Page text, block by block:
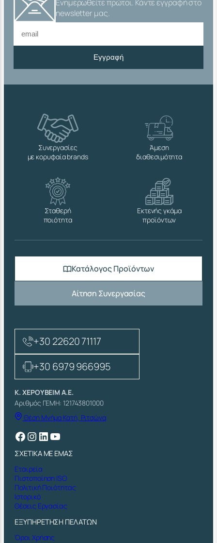
Ενημερωθείτε πρώτοι. Κάντε εγγραφή στο
newsletter μας.
Εγγραφή
Συνεργασίες
με κορυφαία brands
Άμεση
διαθεσιμότητα
Σταθερή
ποιότητα
Εκτενής γκάμα
προϊόντων
Κατάλογος Προϊόντων
Αίτηση Συνεργασίας
+30 22620 71117
+30 6979 966995
Κ. ΧΕΡΟΥΒΕΙΜ Α.Ε.
Αριθμός ΓΕΜΗ: 121743801000
Θέση Μνήμα Κατή, Ριτσώνα
Facebook Instagram Linkedin YouTube
ΣΧΕΤΙΚΑ ΜΕ ΕΜΑΣ
Εταιρεία
Πιστοποίηση ISO
Πολιτική Ποιότητας
Ιστορικό
Θέσεις Εργασίας
ΕΞΥΠΗΡΕΤΗΣΗ ΠΕΛΑΤΩΝ
Όροι Χρήσης